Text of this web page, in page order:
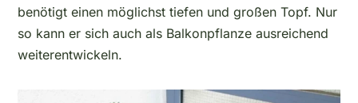
benötigt einen möglichst tiefen und großen Topf. Nur
so kann er sich auch als Balkonpflanze ausreichend
weiterentwickeln.